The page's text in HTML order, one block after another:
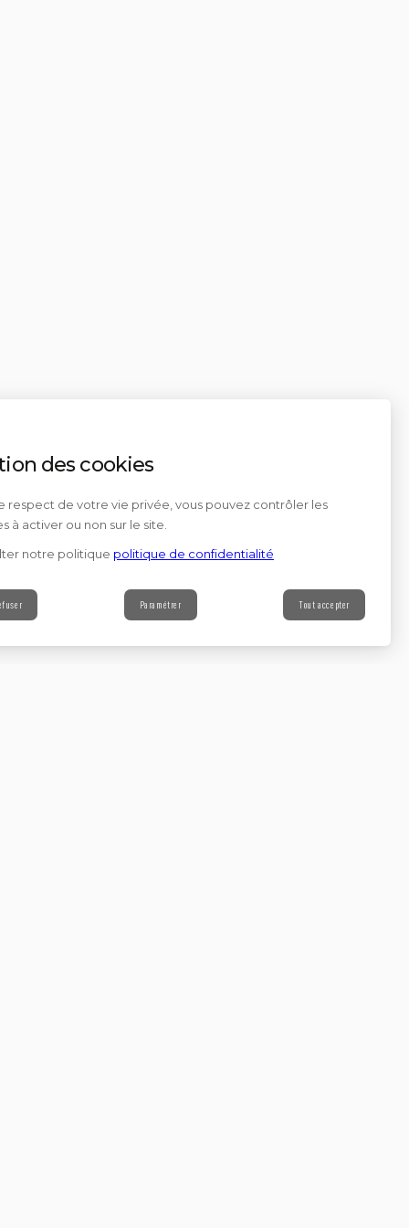
Contact
des cookies
respect de votre vie privée, vous pouvez contrôler les
à activer ou non sur le site.
notre politique politique de confidentialité
Paramétrer Tout accepter